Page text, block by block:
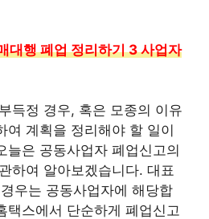
대행 폐업 정리하기 3 사업자
득정 경우, 혹은 모종의 이유
여 계획을 정리해야 할 일이
늘은 공동사업자 폐업신고의
하여 알아보겠습니다. 대표
우는 공동사업자에 해당합
택스에서 단순하게 폐업신고